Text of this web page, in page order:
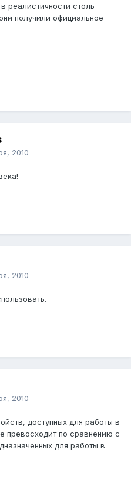
реалистичности столь
получили официальное
2010
2010
2010
доступных для работы в
превосходит по сравнению с
для работы в